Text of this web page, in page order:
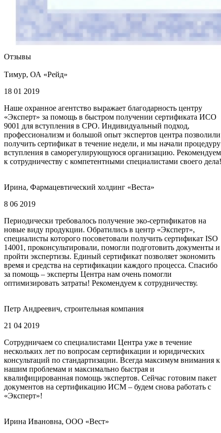
Отзывы
Тимур, ОА «Рейд»
18 01 2019
Наше охранное агентство выражает благодарность центру
«Эксперт» за помощь в быстром получении сертификата ИСО
9001 для вступления в СРО. Индивидуальный подход,
профессионализм и большой опыт экспертов центра позволили
получить сертификат в течение недели, и мы начали процедуру
вступления в саморегулирующуюся организацию. Рекомендуем
к сотрудничеству с компетентными специалистами своего дела!
Ирина, Фармацевтический холдинг «Веста»
8 06 2019
Периодически требовалось получение эко-сертификатов на
новые виду продукции. Обратились в центр «Эксперт»,
специалисты которого посоветовали получить сертификат ISO
14001, проконсультировали, помогли подготовить документы и
пройти экспертизы. Единый сертификат позволяет экономить
время и средства на сертификации каждого процесса. Спасибо
за помощь – эксперты Центра нам очень помогли
оптимизировать затраты! Рекомендуем к сотрудничеству.
Петр Андреевич, строительная компания
21 04 2019
Сотрудничаем со специалистами Центра уже в течение
нескольких лет по вопросам сертификации и юридических
консультаций по стандартизации. Всегда максимум внимания к
нашим проблемам и максимально быстрая и
квалифицированная помощь экспертов. Сейчас готовим пакет
документов на сертификацию ИСМ – будем снова работать с
«Эксперт»!
Ирина Ивановна, ООО «Вест»